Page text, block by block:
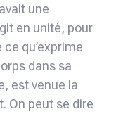
une
en unité, pour
ce qu’exprime
dans sa
est venue la
On peut se dire